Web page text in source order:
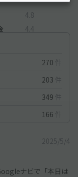
4.8
4.4
270 件
203 件
349 件
166 件
2025/5/4
ナビで「本日は